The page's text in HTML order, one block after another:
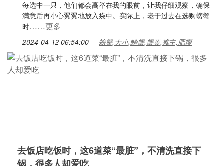
每选中一只，他们都会高举在我的眼前，让我仔细观察，确保
满意后再小心翼翼地放入袋中。实际上，老于过去在选购螃蟹
时……更多
2024-04-12 06:54:00 螃蟹,大小,螃蟹,蟹黄,摊主,肥瘦
去饭店吃饭时，这6道菜“最脏”，不清洗直接下
锅，很多人却爱吃